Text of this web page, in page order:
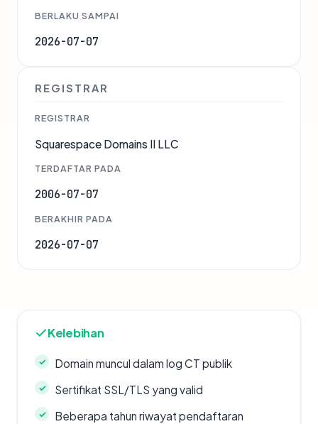
BERLAKU SAMPAI
2026-07-07
REGISTRAR
REGISTRAR
Squarespace Domains II LLC
TERDAFTAR PADA
2006-07-07
BERAKHIR PADA
2026-07-07
Kelebihan
Domain muncul dalam log CT publik
Sertifikat SSL/TLS yang valid
Beberapa tahun riwayat pendaftaran